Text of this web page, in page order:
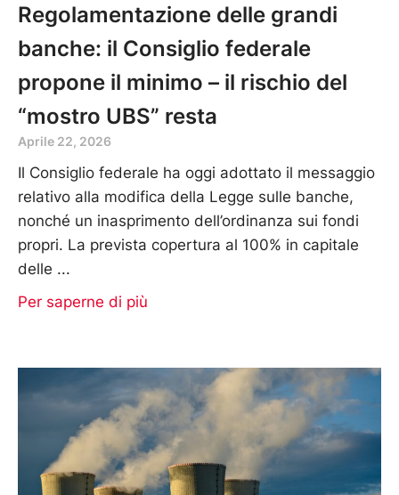
Regolamentazione delle grandi
banche: il Consiglio federale
propone il minimo – il rischio del
“mostro UBS” resta
Aprile 22, 2026
Il Consiglio federale ha oggi adottato il messaggio
relativo alla modifica della Legge sulle banche,
nonché un inasprimento dell’ordinanza sui fondi
propri. La prevista copertura al 100% in capitale
delle
Per saperne di più